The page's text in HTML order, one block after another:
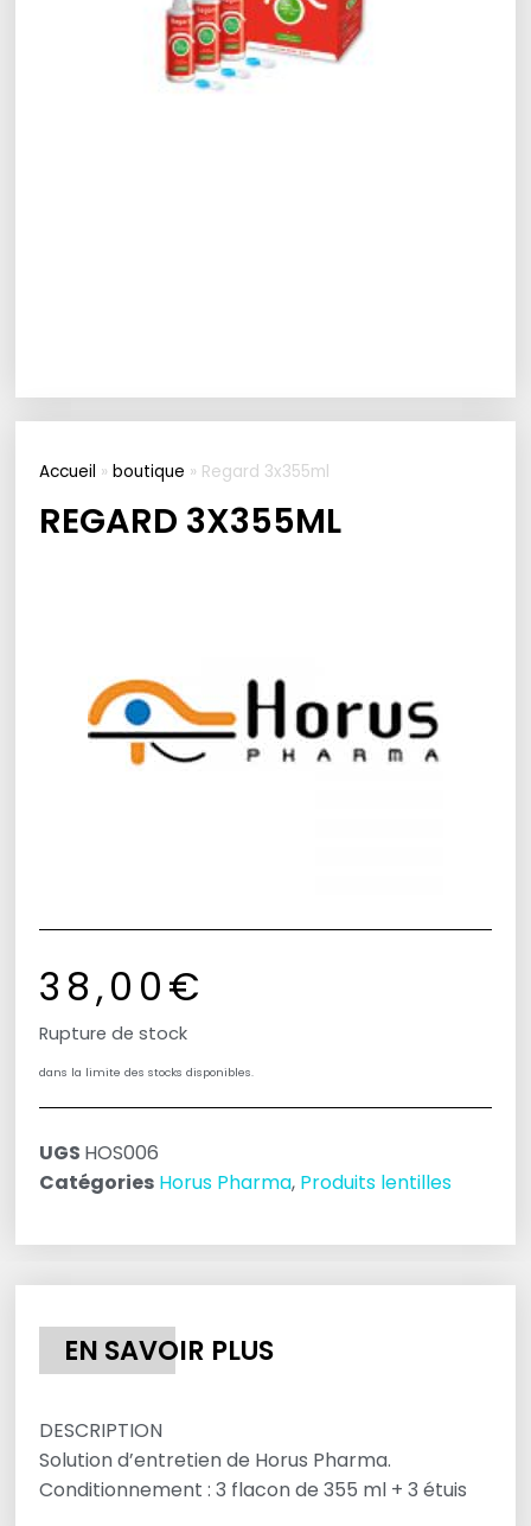
Accueil »boutique » Regard 3x355ml
REGARD 3X355ML
38,00€
Rupture de stock
dans la limite des stocks disponibles.
UGS HOS006
Catégories Horus Pharma, Produits lentilles
EN SAVOIR PLUS
DESCRIPTION
Solution d’entretien de Horus Pharma.
Conditionnement : 3 flacon de 355 ml + 3 étuis